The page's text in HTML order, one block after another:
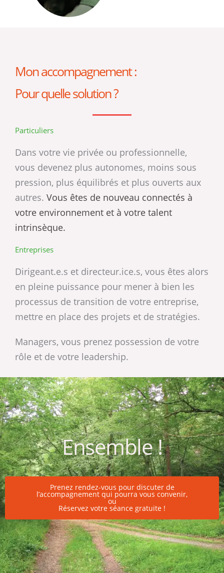
Mon accompagnement :
Pour quelle solution ?
Particuliers
Dans votre vie privée ou professionnelle,
vous devenez plus autonomes, moins sous
pression, plus équilibrés et plus ouverts aux
autres. Vous êtes de nouveau connectés à
votre environnement et à votre talent
intrinsèque.
Entreprises
Dirigeant.e.s et directeur.ice.s, vous êtes alors
en pleine puissance pour mener à bien les
processus de transition de votre entreprise,
mettre en place des projets et de stratégies.
Managers, vous prenez possession de votre
rôle et de votre leadership.
Ensemble !
Prenez rendez-vous pour discuter de
l’accompagnement qui pourra vous convenir,
ou
Réservez votre séance gratuite !